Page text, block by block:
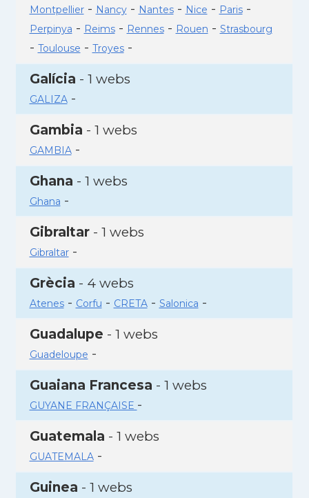
Montpellier- Nancy- Nantes- Nice - Paris-
Perpinya - Reims- Rennes- Rouen - Strasbourg
- Toulouse - Troyes-
Galícia - 1 webs
GALIZA-
Gambia - 1 webs
GAMBIA-
Ghana - 1 webs
Ghana -
Gibraltar- 1 webs
Gibraltar-
Grècia - 4 webs
Atenes- Corfu - CRETA- Salonica -
Guadalupe - 1 webs
Guadeloupe -
Guaiana Francesa - 1 webs
GUYANE FRANÇAISE -
Guatemala - 1 webs
GUATEMALA-
Guinea - 1 webs